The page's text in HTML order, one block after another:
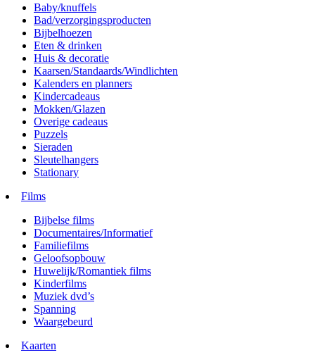
Baby/knuffels
Bad/verzorgingsproducten
Bijbelhoezen
Eten & drinken
Huis & decoratie
Kaarsen/Standaards/Windlichten
Kalenders en planners
Kindercadeaus
Mokken/Glazen
Overige cadeaus
Puzzels
Sieraden
Sleutelhangers
Stationary
Films
Bijbelse films
Documentaires/Informatief
Familiefilms
Geloofsopbouw
Huwelijk/Romantiek films
Kinderfilms
Muziek dvd’s
Spanning
Waargebeurd
Kaarten